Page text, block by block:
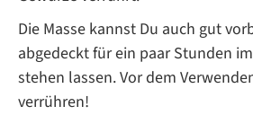
Die Masse kannst Du auch gut
abgedeckt für ein paar Stunden
stehen lassen. Vor dem
verrühren!